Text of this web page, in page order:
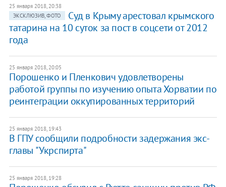
25 января 2018, 20:38
ЭКСКЛЮЗИВ, ФОТО
Суд в Крыму арестовал крымского
татарина на 10 суток за пост в соцсети от 2012
года
25 января 2018, 20:05
Порошенко и Пленкович удовлетворены
работой группы по изучению опыта Хорватии по
реинтеграции оккупированных территорий
25 января 2018, 19:43
В ГПУ сообщили подробности задержания экс-
главы "Укрспирта"
25 января 2018, 19:28